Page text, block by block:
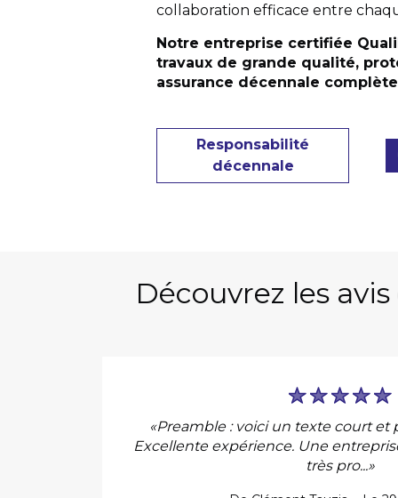
collaboration efficace entre
Notre entreprise certifiée
travaux de grande qualité,
assurance décennale
Responsabilité
décennale
Découvrez les
«Preamble : voici un texte court et
Excellente expérience. Une
très pro...»